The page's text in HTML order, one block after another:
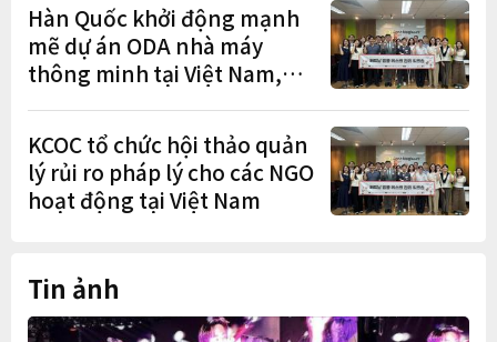
Hàn Quốc khởi động mạnh
mẽ dự án ODA nhà máy
thông minh tại Việt Nam,
KCOC tổ chức hội thảo quản
lý rủi ro pháp lý cho các NGO
hoạt động tại Việt Nam
Tin ảnh